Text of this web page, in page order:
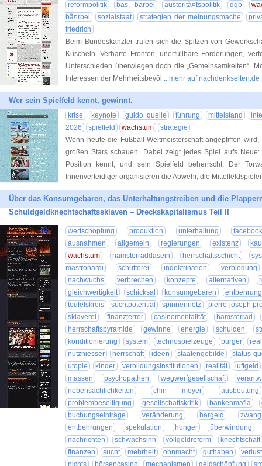
reformpolitik bas, bärbel austeritã¤tspolitik dgb
bã¤rbel
sozialstaat strategien der meinungsmache
friedrich
Beim Bundeskanzler trafen sich die Spitzen von
Kuscheln. Verhärte Fronten, unerfüllbare Forderungen,
Unterschieden überwiegen doch die „Gemeinsamkeiten“.
Interessen der Mehrheitsbevöl ... mehr auf nachdenkseiten.de
Wer sein Spielfeld kennt, gewinnt.
krise keynote guido quelle führung mittelstand
2026
spielfeld wachstum
strategie
Wenn heute die Fußball-Weltmeisterschaft angepfiffen
großen Stars schauen. Dabei zeigt jedes Spiel aufs
Position kennt, und sein Spielfeld beherrscht. Der
Innenverteidiger organisieren die Abwehr, die
Über das Konsumgebaren, das Unterhaltungstreiben und die
Schuldgeldknechtschaftssklaven – Dreckskapitalismus Teil II
wertschöpfung produktion unterhaltung
ausnahmen
allgemein regierungen existenz
wachstum
hamsterraddasein herrschaftsschicht
mastronardi
schufterei indoktrination
verblödung
nachwuchs
verbrechen konzepte alternativen
gleichwertigkeit
schicksal konsumgebaren
entbehrung
teufelskreis
suchtpotential spinnennetz
pierre-joseph
sklaverei
finanzterror casinomentalität
hamsterrad
herrschaftspyramide
gewinne energie schulden
konditionierung
system technospielzeuge bürger
nutzniesser
herrschaft ideen staatengebilde
status
utopie
kinder verbildungsinstitutionen realität
luftgeld
massen
psychopathen wegwerfgesellschaft
nebensächlichkeiten
chin meyer
ausbeutung
problembeseitigung
gesellschaftskritik bankenmafia
buchungseinträge
veränderung bargeld
zwang
entbehrungen
spekulation hunger
überwindung
nachrichten
schwachsinn vollgeldreform
knechtschaft
finanzen
sucht mehrheit ohnmacht guthaben
nichts
börsencasino mechanismen geldschöpfung